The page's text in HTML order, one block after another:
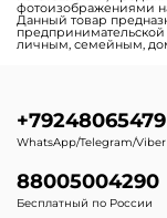
фотоизображениями
Данный товар
предпринимательской
личным, семейным,
+79248065479
WhatsApp/Telegram/Viber
88005004290
Бесплатный по России